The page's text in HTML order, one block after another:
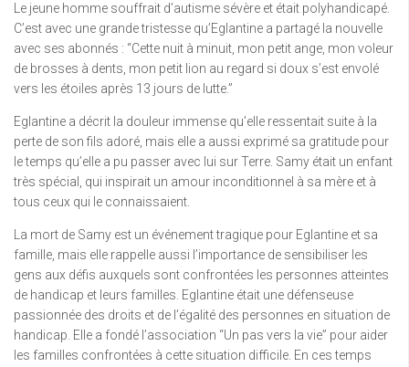
Le jeune homme souffrait d’autisme sévère et était polyhandicapé.
C’est avec une grande tristesse qu’Eglantine a partagé la nouvelle
avec ses abonnés : “Cette nuit à minuit, mon petit ange, mon voleur
de brosses à dents, mon petit lion au regard si doux s’est envolé
vers les étoiles après 13 jours de lutte.”
Eglantine a décrit la douleur immense qu’elle ressentait suite à la
perte de son fils adoré, mais elle a aussi exprimé sa gratitude pour
le temps qu’elle a pu passer avec lui sur Terre. Samy était un enfant
très spécial, qui inspirait un amour inconditionnel à sa mère et à
tous ceux qui le connaissaient.
La mort de Samy est un événement tragique pour Eglantine et sa
famille, mais elle rappelle aussi l’importance de sensibiliser les
gens aux défis auxquels sont confrontées les personnes atteintes
de handicap et leurs familles. Eglantine était une défenseuse
passionnée des droits et de l’égalité des personnes en situation de
handicap. Elle a fondé l’association “Un pas vers la vie” pour aider
les familles confrontées à cette situation difficile. En ces temps